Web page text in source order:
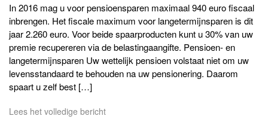
In 2016 mag u voor pensioensparen maximaal 940 euro fiscaal
inbrengen. Het fiscale maximum voor langetermijnsparen is dit
jaar 2.260 euro. Voor beide spaarproducten kunt u 30% van uw
premie recupereren via de belastingaangifte. Pensioen- en
langetermijnsparen Uw wettelijk pensioen volstaat niet om uw
levensstandaard te behouden na uw pensionering. Daarom
spaart u zelf best […]
Lees het volledige bericht